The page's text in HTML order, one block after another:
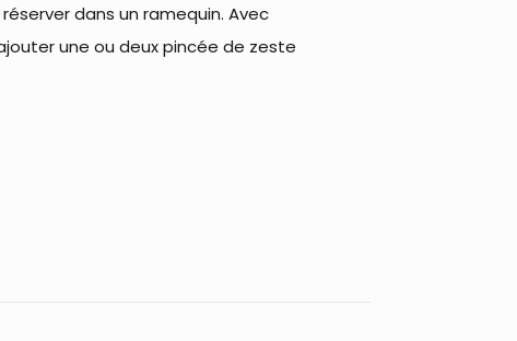
dans un ramequin. Avec
une ou deux pincée de zeste